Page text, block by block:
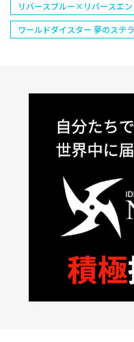
リバースブルー×リバースエ
ワールドダイスター 夢のステ